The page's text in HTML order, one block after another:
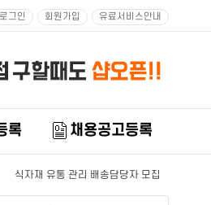
로그인 회원가입 유료서비스안내
록 채용공고등록
울산원예농협 일반계약직 직원채용